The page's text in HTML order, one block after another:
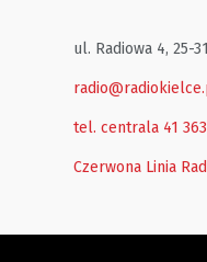
ul. Radiowa 4, 25-
tel. centrala 41
Czerwona Linia